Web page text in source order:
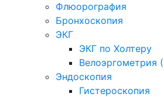
Флюорография
Бронхоскопия
ЭКГ
ЭКГ по Холтеру
Велоэргометрия
Эндоскопия
Гистероскопия